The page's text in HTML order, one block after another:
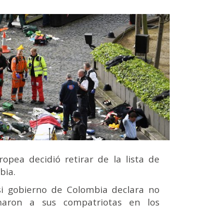
decidió retirar de la lista de
gobierno de Colombia declara no
a sus compatriotas en los